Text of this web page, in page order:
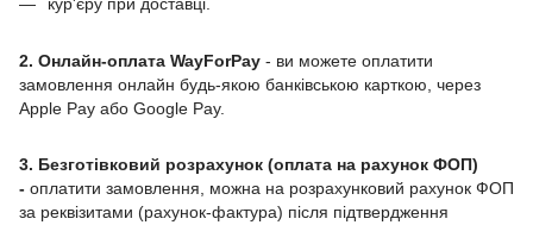
2. Онлайн-оплата WayForPay - ви можете оплатити
замовлення онлайн будь-якою банківською карткою, через
Apple Pay або Google Pay.
3. Безготівковий розрахунок (оплата на рахунок ФОП)
- оплатити замовлення, можна на розрахунковий рахунок ФОП
за реквізитами (рахунок-фактура) після підтвердження